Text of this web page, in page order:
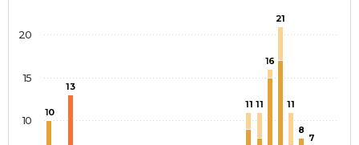
10
13
11 11
16
21
11
8
7
10
15
20